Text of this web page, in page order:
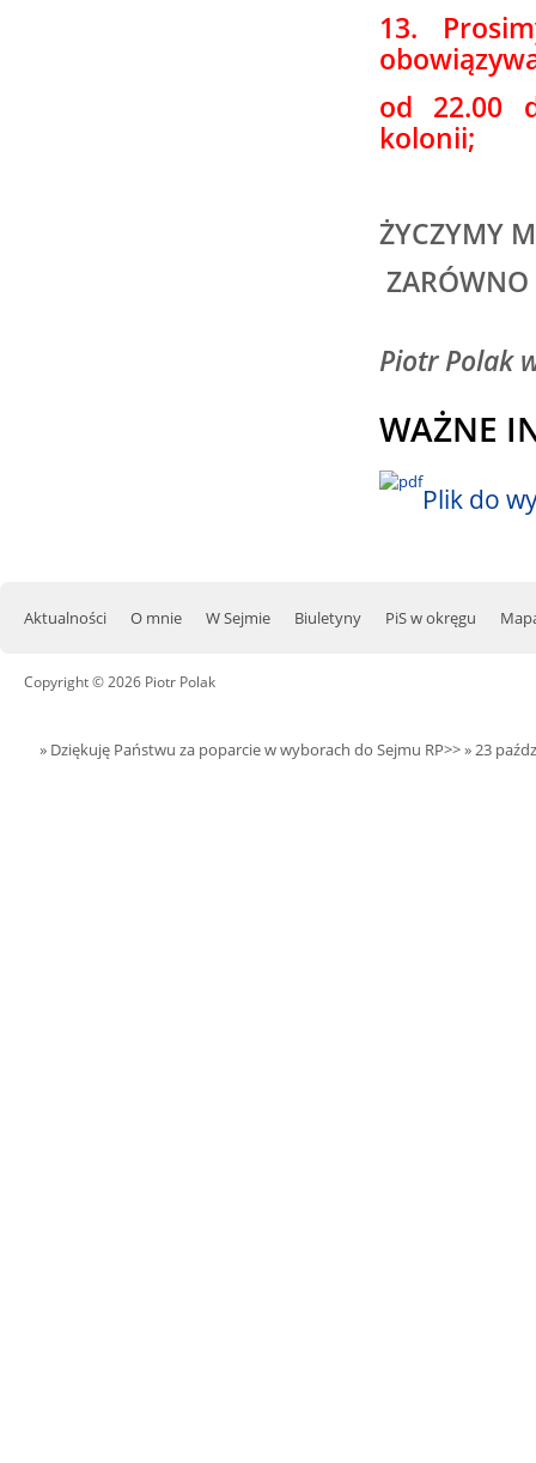
13.
od 22.00
kolonii;
ŻYCZYMY
Piotr
WAŻNE
Plik do
Aktualności O mnie W Sejmie Biuletyny PiS w okręgu
Copyright © 2026 Piotr Polak
» Dziękuję Państwu za poparcie w wyborach do Sejmu RP>>» 23